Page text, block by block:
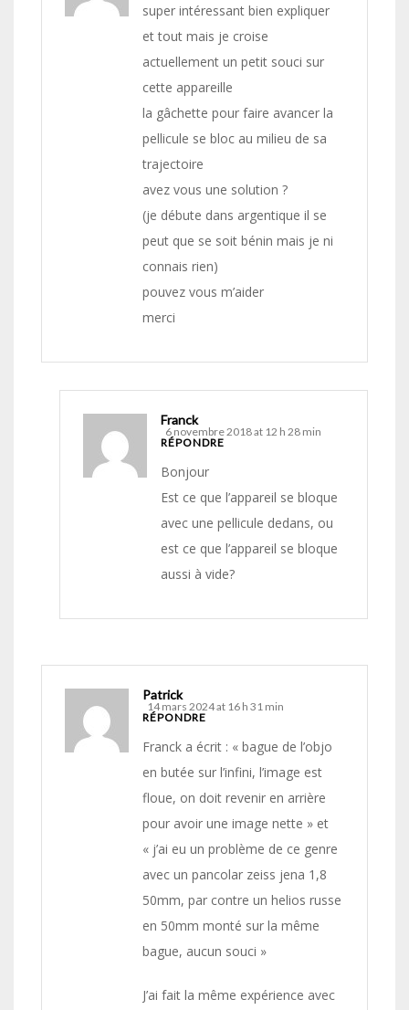
super intéressant bien expliquer
et tout mais je croise
actuellement un petit souci sur
cette appareille
la gâchette pour faire avancer la
pellicule se bloc au milieu de sa
trajectoire
avez vous une solution ?
(je débute dans argentique il se
peut que se soit bénin mais je ni
connais rien)
pouvez vous m’aider
merci
Franck
6 novembre 2018 at 12 h 28 min
RÉPONDRE
Bonjour
Est ce que l’appareil se bloque
avec une pellicule dedans, ou
est ce que l’appareil se bloque
aussi à vide?
Patrick
14 mars 2024 at 16 h 31 min
RÉPONDRE
Franck a écrit : « bague de l’objo
en butée sur l’infini, l’image est
floue, on doit revenir en arrière
pour avoir une image nette » et
« j’ai eu un problème de ce genre
avec un pancolar zeiss jena 1,8
50mm, par contre un helios russe
en 50mm monté sur la même
bague, aucun souci »
J’ai fait la même expérience avec